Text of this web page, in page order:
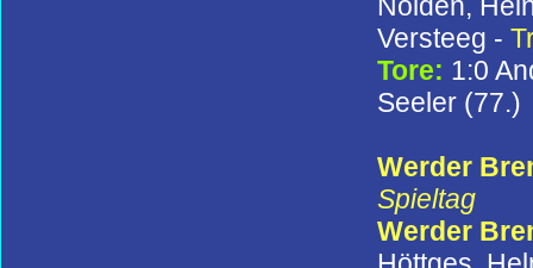
Versteeg -
Tore: 1:0
Seeler (77.)
Werder
Spieltag
Werder